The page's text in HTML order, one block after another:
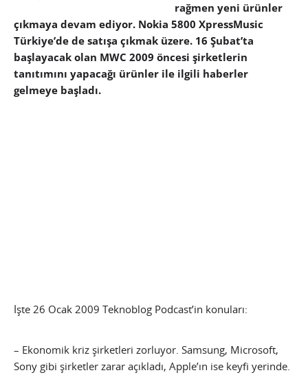
rağmen yeni ürünler
çıkmaya devam ediyor. Nokia 5800 XpressMusic
Türkiye’de de satışa çıkmak üzere. 16 Şubat’ta
başlayacak olan MWC 2009 öncesi şirketlerin
tanıtımını yapacağı ürünler ile ilgili haberler
gelmeye başladı.
İşte 26 Ocak 2009 Teknoblog Podcast’in konuları:
– Ekonomik kriz şirketleri zorluyor. Samsung, Microsoft,
Sony gibi şirketler zarar açıkladı, Apple’ın ise keyfi yerinde.